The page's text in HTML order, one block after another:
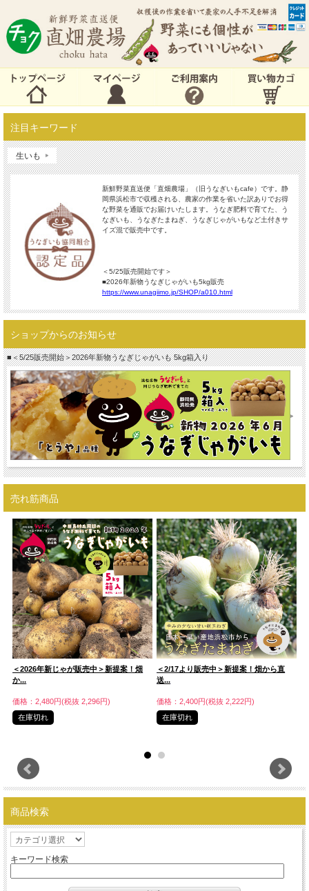
注目キーワード
生いも
新鮮野菜直送便「直畑農場」（旧うなぎいもcafe）です。静
岡県浜松市で収穫される、農家の作業を省いた訳ありでお得
な野菜を通販でお届けいたします。うなぎ肥料で育てた、う
なぎいも、うなぎたまねぎ、うなぎじゃがいもなど土付きサ
イズ混で販売中です。
＜5/25販売開始です＞
■2026年新物うなぎじゃがいも5kg販売
https://www.unagiimo.jp/SHOP/a010.html
ショップからのお知らせ
■＜5/25販売開始＞2026年新物うなぎじゃがいも 5kg箱入り
売れ筋商品
＜2026年新じゃが販売中＞新提案！畑
か...
価格：2,480円(税抜 2,296円)
在庫切れ
＜2/17より販売中＞新提案！畑から直
送...
価格：2,400円(税抜 2,222円)
在庫切れ
商品検索
キーワード検索